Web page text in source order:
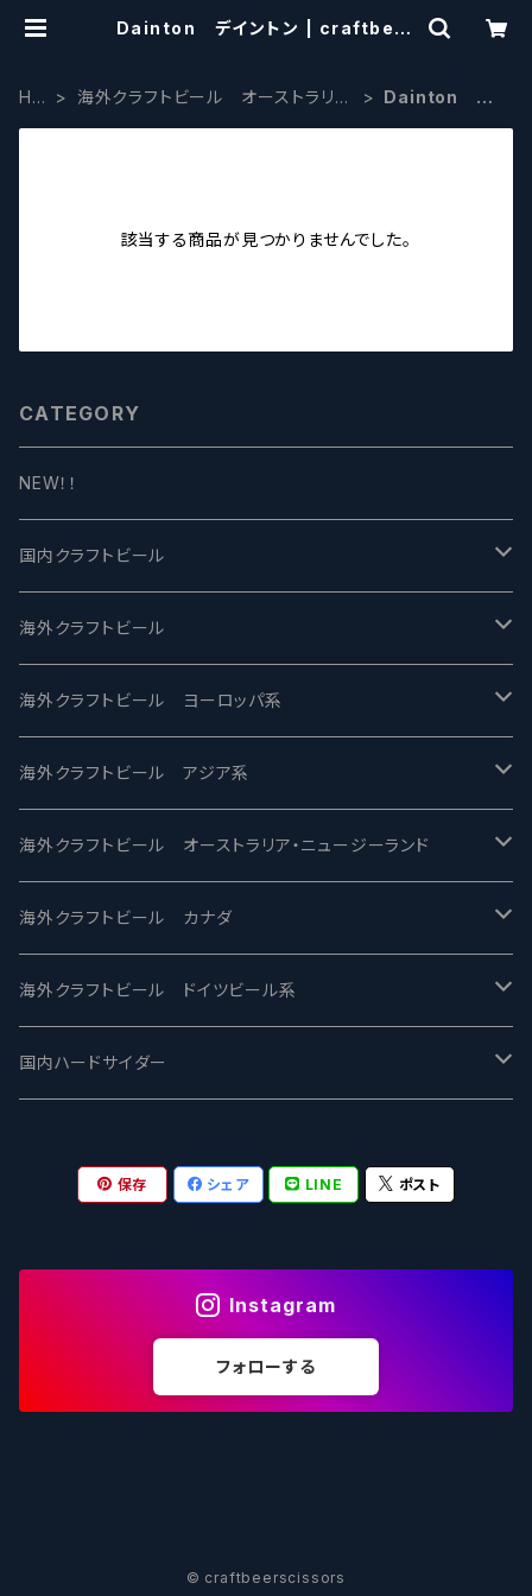
Dainton デイントン | craftbeer
HO
海外クラフトビール オーストラリ
Dainton デ
該当する商品が見つかりませんでした。
CATEGORY
NEW！！
国内クラフトビール
UCHU BREWING -うちゅうブルーイング
バテレ -VERTERE
2nd Story Ale Works -セカンドストーリー
ビアへるん - Beer Hearn
忽布古丹醸造 - HOP KOTAN
ワイマーケットブルーイング Y.Market Brewing
志賀高原ビール - SIGAKOGEN
箕面ビール - MINOH BEER
サンクトガーレン - Sankt Gallen
ウェストコーストブルーイング -WCB
Tokyo AleWorks -トウキョウエールワークス
海外クラフトビール
Modern Times モダンタイムズ
Maui マウイ
Toppling Goliath トップリンゴライアス
Fair State フェアステイト
Lagunitas ラグニタス
FirestoneWalker ファイアストーン
Mikkeller ミッケラー
Hop Nation ホップネーション
Brewski ブリュースキー
SierraNevada -シエラネバダ
海外クラフトビール ヨーロッパ系
UnBarred -アンバード
SAIREN /サイレン
ワイルドチャイルド - Wilde Child
BrewDog Brewery - ブリュードッグ
The Flying Inn / ザ フライイング イン
Lambiek Fabriek - ファブリーク
Marble / マーブル
Buxton - バクストン
海外クラフトビール アジア系
gweilo-鬼佬 グウァイロ
Heart Of Darkness - ハートオブダークネス
Carbon brews -カーボン
TAIHU - タイフー
Behemoth - ベヒーモス
海外クラフトビール オーストラリア・ニュージーランド
ROCKY RIDGE - ロッキーリッジ
BODRIGGY BREWING ボッドリッジー
CO-CONSPIRATORS コ・コンスピレーターズ
Deep Creek Brewing Co.
8 Wired エイトワイアード
Isthmus イスムス
Mountain Culture マウンテンカルチャー
海外クラフトビール カナダ
Jackie O's ジャッキーオーズ
Westbrook ウェストブルック
Strathcona ストラスコナ
ODIN BREWING オディン
Electric Bicycle エレクトリックバイシクル
33 Brewing Experiment
海外クラフトビール ドイツビール系
Karmeliten カーメリテン
Früh フリュー
Plank プランク
Tucher トゥーハー
国内ハードサイダー
保存 シェア LINE ポスト
Instagram
フォローする
© craftbeerscissors